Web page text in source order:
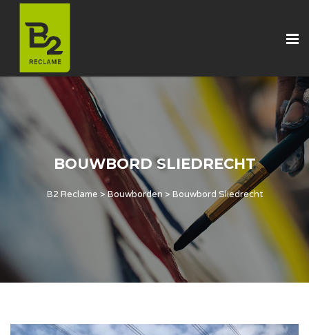
BOUWBORD SLIEDRECHT
B2 Reclame >Bouwborden > Bouwbord Sliedrecht